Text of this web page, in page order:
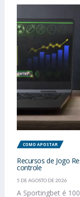
COMO APOSTAR
Recursos de Jogo
controle
5 DE AGOSTO DE 2026
A Sportingbet é